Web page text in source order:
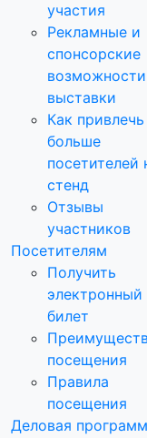
участия
Рекламные и
спонсорские
возможности
выставки
Как привлечь
больше
посетителей
стенд
Отзывы
участников
Посетителям
Получить
электронный
билет
посещения
Правила
посещения
Деловая